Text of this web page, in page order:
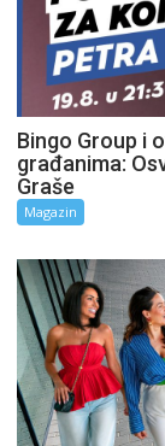
Bingo Group i
građanima:
Graše
Magazin